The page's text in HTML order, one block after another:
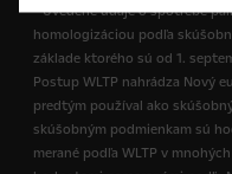
* Uvedené údaje o spotrebe
homologizáciou podľa
základe ktorého sú od 1.
Postup WLTP nahrádza Nový
predtým používal ako
skúšobným podmienkam sú
merané podľa WLTP v